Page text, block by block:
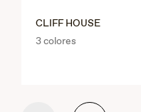
CLIFF HOUSE
3 colores